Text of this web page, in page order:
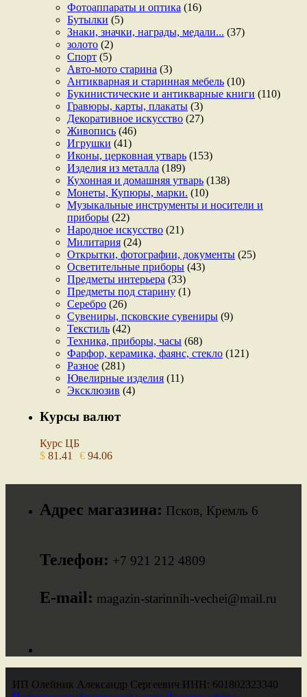
Фотоаппараты и оптика (16)
Бутылки (5)
Знаки, значки, награды, медали... (37)
золото (2)
Спорт (5)
Авто-мото старина (3)
Антикварная и старинная мебель (10)
Букинистические и антикварные книги (110)
Гравюры, карты, плакаты (3)
Декоративное искусство (27)
Живопись (46)
Игрушки (41)
Иконы, церковная утварь (153)
Изделия из металла (189)
Кухонная и домашняя утварь (138)
Монеты, Купюры, марки. (10)
Музыкальные инструменты и носители и
приборы (22)
Народное искусство (21)
Милитария (24)
Открытки, фотографии, документы (25)
Осветительные приборы (43)
Предметы интерьера (33)
Предметы под старину (1)
Серебро (26)
Сувениры, псковские сувениры (9)
Текстиль (42)
Техника, приборы, часы (68)
Фарфор, керамика, фаянс, стекло (121)
Разное (281)
Ювелирные изделия (11)
Эксклюзив (4)
Курсы валют
Курс ЦБ
$ 81.41 € 94.06
Адрес магазина: Псков, Кремль 6
Телефон: +7 921 212 4809
E-mail: magazin-starinnih-vechei@mail.ru
ИП Олейник Александр Сергеевич ИНН: 601802323340